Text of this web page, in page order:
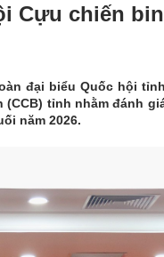
Cựu chiến
đại biểu Quốc hội
tỉnh nhằm đánh
năm 2026.